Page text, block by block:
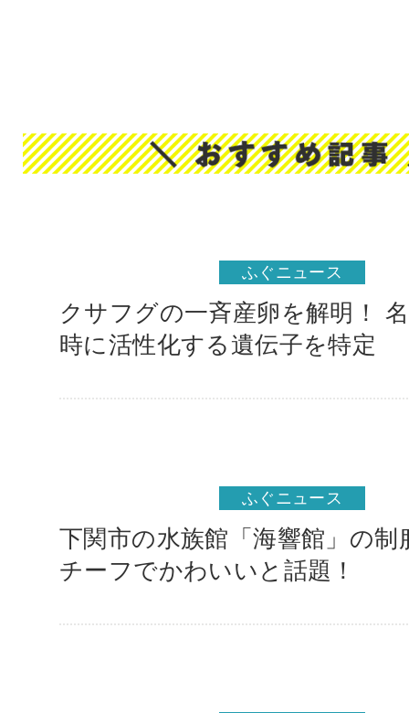
ふぐニュース
クサフグの一斉産卵を解明！
時に活性化する遺伝子を特定
ふぐニュース
下関市の水族館「海響館」の制
チーフでかわいいと話題！